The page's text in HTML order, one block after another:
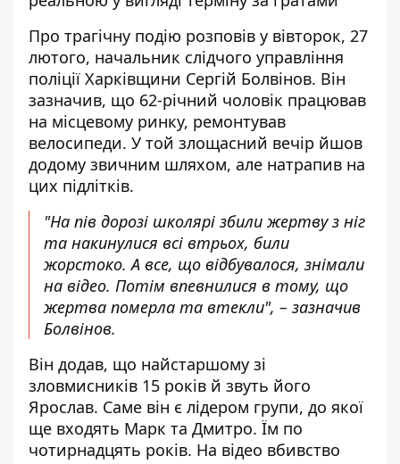
Про трагічну подію розповів у вівторок, 27
лютого, начальник слідчого управління
поліції Харківщини Сергій Болвінов. Він
зазначив, що 62-річний чоловік працював
на місцевому ринку, ремонтував
велосипеди. У той злощасний вечір йшов
додому звичним шляхом, але натрапив на
цих підлітків.
"На пів дорозі школярі збили жертву з ніг
та накинулися всі втрьох, били
жорстоко. А все, що відбувалося, знімали
на відео. Потім впевнилися в тому, що
жертва померла та втекли", – зазначив
Болвінов.
Він додав, що найстаршому зі
зловмисників 15 років й звуть його
Ярослав. Саме він є лідером групи, до якої
ще входять Марк та Дмитро. Їм по
чотирнадцять років. На відео вбивство